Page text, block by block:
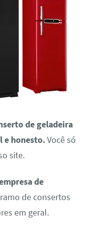
de geladeira
e honesto.Você só
site.
de
de consertos
em geral.